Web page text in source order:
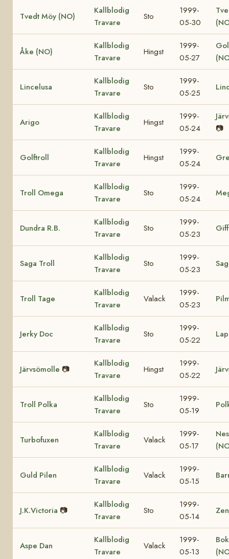
Tvedt Möy (NO)
Kallblodig
Travare
Sto
1999-
05-30
Åke (NO)
Kallblodig
Travare
Hingst
1999-
05-27
Lincelusa
Kallblodig
Travare
Sto
1999-
05-25
Arigo
Kallblodig
Travare
Hingst
1999-
05-24
📷
Golftroll
Kallblodig
Travare
Hingst
1999-
05-24
Troll Omega
Kallblodig
Travare
Sto
1999-
05-24
Dundra R.B.
Kallblodig
Travare
Sto
1999-
05-23
Saga Troll
Kallblodig
Travare
Sto
1999-
05-23
Troll Tage
Kallblodig
Travare
Valack
1999-
05-23
Jerky Doc
Kallblodig
Travare
Sto
1999-
05-22
Järvsömolle 📷
Kallblodig
Travare
Hingst
1999-
05-22
Troll Polka
Kallblodig
Travare
Sto
1999-
05-19
Turbofuxen
Kallblodig
Travare
Valack
1999-
05-17
Guld Pilen
Kallblodig
Travare
Valack
1999-
05-15
J.K.Victoria 📷
Kallblodig
Travare
Sto
1999-
05-14
Aspe Dan
Kallblodig
Travare
Valack
1999-
05-13